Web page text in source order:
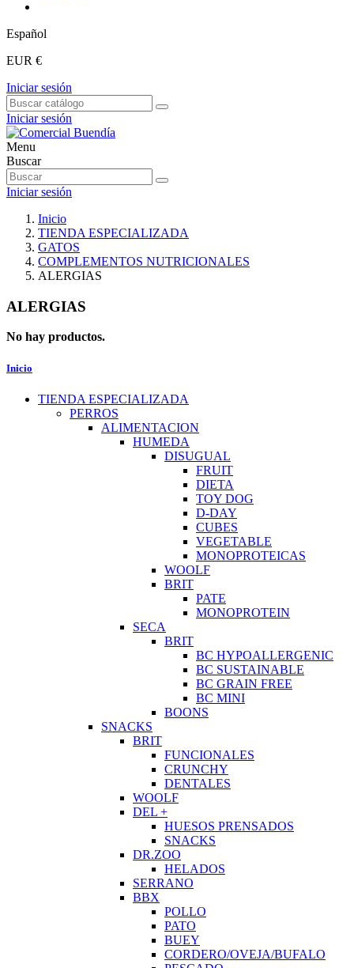
Español
EUR €
Iniciar sesión
Iniciar sesión
Menu
Buscar
Iniciar sesión
Inicio
TIENDA ESPECIALIZADA
GATOS
COMPLEMENTOS NUTRICIONALES
ALERGIAS
ALERGIAS
No hay productos.
Inicio
TIENDA ESPECIALIZADA
PERROS
ALIMENTACION
HUMEDA
DISUGUAL
FRUIT
DIETA
TOY DOG
D-DAY
CUBES
VEGETABLE
MONOPROTEICAS
WOOLF
BRIT
PATE
MONOPROTEIN
SECA
BRIT
BC HYPOALLERGENIC
BC SUSTAINABLE
BC GRAIN FREE
BC MINI
BOONS
SNACKS
BRIT
FUNCIONALES
CRUNCHY
DENTALES
WOOLF
DEL +
HUESOS PRENSADOS
SNACKS
DR.ZOO
HELADOS
SERRANO
BBX
POLLO
PATO
BUEY
CORDERO/OVEJA/BUFALO